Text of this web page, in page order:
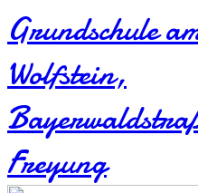
Grundschule
Wolfstein​,
Freyung